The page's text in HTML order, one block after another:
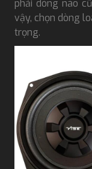
phải dòng nào
vậy, chọn dòng
trọng.